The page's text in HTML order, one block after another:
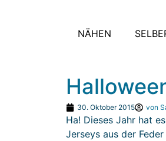
NÄHEN
30. Oktober 2015 von
Ha! Dieses Jahr hat
Jerseys aus der